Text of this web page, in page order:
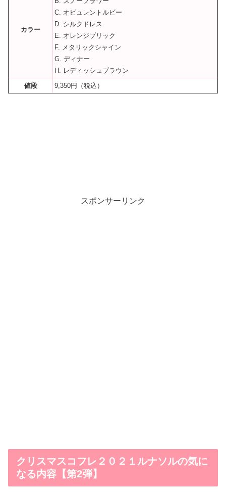
カラー
C. オピュレントルビー
D. シルクドレス
E. オレンジブリック
F. メタリックシャイン
G. ディナー
H. レディッシュブラウン
値段
9,350円（税込）
スポンサーリンク
クリスマスコフレ２０２１ルナソルの気に
なる内容【第2弾】